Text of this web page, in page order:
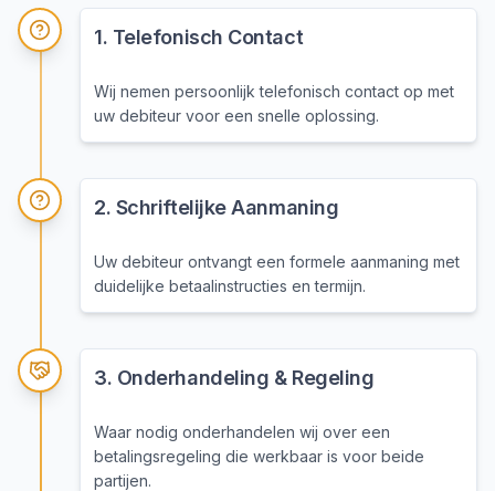
1. Telefonisch Contact
Wij nemen persoonlijk telefonisch contact op met
uw debiteur voor een snelle oplossing.
2. Schriftelijke Aanmaning
Uw debiteur ontvangt een formele aanmaning met
duidelijke betaalinstructies en termijn.
3. Onderhandeling & Regeling
Waar nodig onderhandelen wij over een
betalingsregeling die werkbaar is voor beide
partijen.